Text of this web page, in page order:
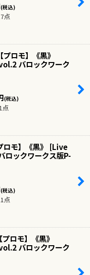
(税込)
点
ロモ】《黒》
バロックワーク
(税込)
点
モ】《黒》 [Live
ックワークス版P-
(税込)
点
ロモ】《黒》
バロックワーク